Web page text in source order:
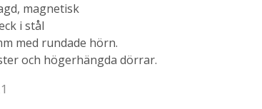
magnetisk
i stål
med rundade hörn.
och högerhängda dörrar.